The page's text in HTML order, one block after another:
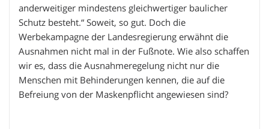
anderweitiger mindestens gleichwertiger baulicher
Schutz besteht.“ Soweit, so gut. Doch die
Werbekampagne der Landesregierung erwähnt die
Ausnahmen nicht mal in der Fußnote. Wie also schaffen
wir es, dass die Ausnahmeregelung nicht nur die
Menschen mit Behinderungen kennen, die auf die
Befreiung von der Maskenpflicht angewiesen sind?